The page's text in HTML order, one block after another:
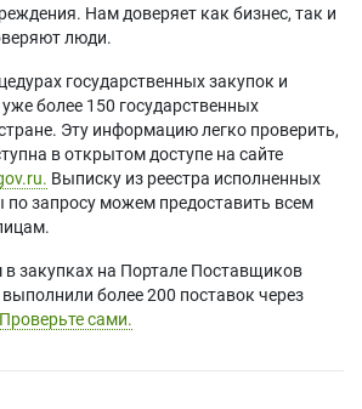
Нам доверяет как бизнес, так и
люди.
государственных закупок и
более 150 государственных
Эту информацию легко проверить,
в открытом доступе на сайте
Выписку из реестра исполненных
запросу можем предоставить всем
закупках на Портале Поставщиков
более 200 поставок через
Проверьте сами.